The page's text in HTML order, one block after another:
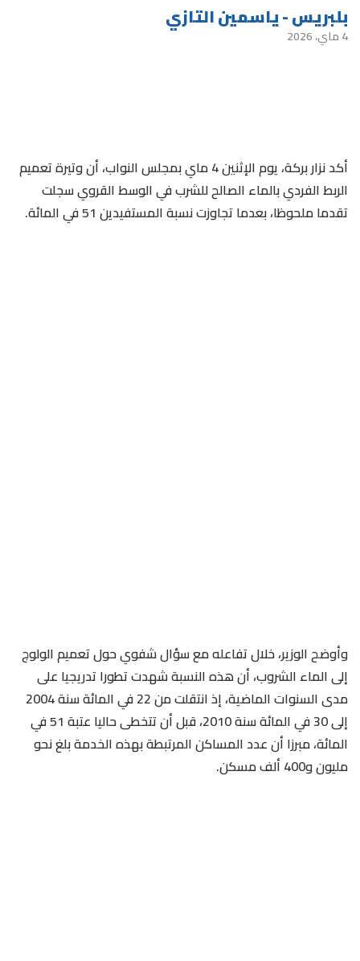
بلبريس - ياسمين التازي
4 ماي، 2026
أكد نزار بركة، يوم الإثنين 4 ماي بمجلس النواب، أن وتيرة تعميم
الربط الفردي بالماء الصالح للشرب في الوسط القروي سجلت
تقدما ملحوظا، بعدما تجاوزت نسبة المستفيدين 51 في المائة.
وأوضح الوزير، خلال تفاعله مع سؤال شفوي حول تعميم الولوج
إلى الماء الشروب، أن هذه النسبة شهدت تطورا تدريجيا على
مدى السنوات الماضية، إذ انتقلت من 22 في المائة سنة 2004
إلى 30 في المائة سنة 2010، قبل أن تتخطى حاليا عتبة 51 في
المائة، مبرزا أن عدد المساكن المرتبطة بهذه الخدمة بلغ نحو
مليون و400 ألف مسكن.